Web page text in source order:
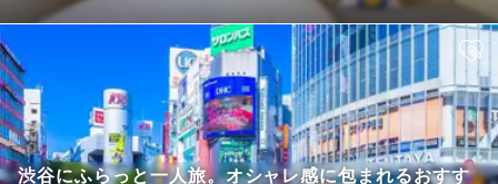
渋谷にふらっと一人旅。オシャレ感に包まれるおすす